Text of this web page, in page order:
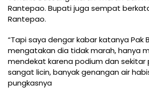
Rantepao. Bupati juga sempat
Rantepao.
“Tapi saya dengar kabar katanya Pak
mengatakan dia tidak marah, hanya
mendekat karena podium dan sekitar
sangat licin, banyak genangan air
pungkasnya